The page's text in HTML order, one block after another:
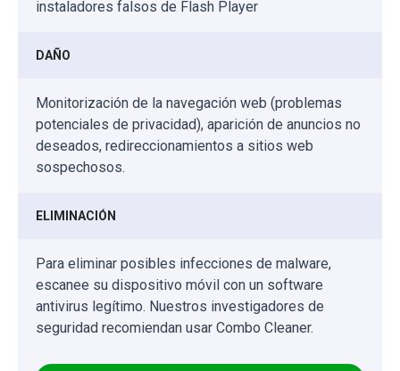
instaladores falsos de Flash Player
DAÑO
Monitorización de la navegación web (problemas
potenciales de privacidad), aparición de anuncios no
deseados, redireccionamientos a sitios web
sospechosos.
ELIMINACIÓN
Para eliminar posibles infecciones de malware,
escanee su dispositivo móvil con un software
antivirus legítimo. Nuestros investigadores de
seguridad recomiendan usar Combo Cleaner.